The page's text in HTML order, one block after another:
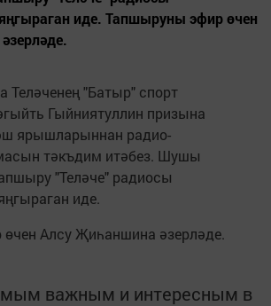
иде. Тапшыруны эфир өчен
Теләченең "Батыр" спорт
Гыйниятуллин призына
ярышларыннан радио-
тәкъдим итәбез. Шушы
"Теләче" радиосы
иде.
Алсу Җиһаншина әзерләде.
важным и интересным в